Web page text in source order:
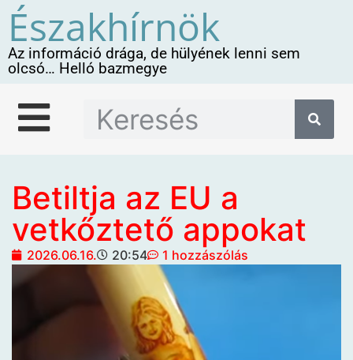
Északhírnök
Az információ drága, de hülyének lenni sem
olcsó… Helló bazmegye
Betiltja az EU a
vetkőztető appokat
2026.06.16. 20:54 1 hozzászólás